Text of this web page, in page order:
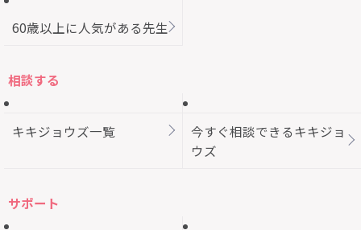
60歳以上に人気がある先生
相談する
キキジョウズ一覧
今すぐ相談できるキキジョ
ウズ
サポート